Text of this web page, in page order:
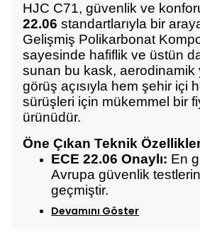
HJC C71, güvenlik ve
22.06 standartlarıyla bir
Gelişmiş Polikarbonat
sayesinde hafiflik ve üstün
sunan bu kask, aerodinamik
görüş açısıyla hem şehir içi
sürüşleri için mükemmel bir
ürünüdür.
Öne Çıkan Teknik
ECE 22.06 Onaylı: En
Avrupa güvenlik
geçmiştir.
Devamını Göster